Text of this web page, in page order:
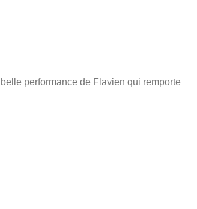
performance de Flavien qui remporte